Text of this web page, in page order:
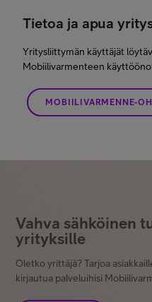
Tietoa ja apua
Yritysliittymän käyttäjät
Mobiilivarmenteen
MOBIILIVARMENNE-
Vahva sähköinen
yrityksille
Oletko yrittäjä? Tarjoa
kirjautua palveluihisi